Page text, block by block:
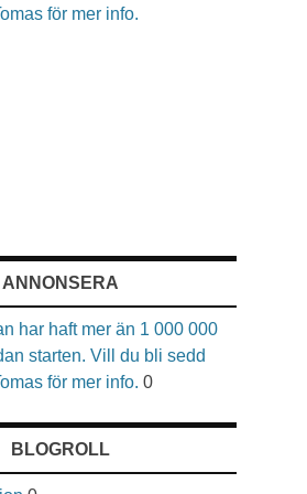
för mer info.
ANNONSERA
har haft mer än 1 000 000
starten. Vill du bli sedd
för mer info. 0
BLOGROLL